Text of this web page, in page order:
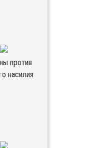
против
насилия